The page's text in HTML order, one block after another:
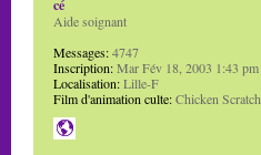
cé
Aide soignant
Messages:4747
Inscription:Mar Fév 18, 2003 1:43 pm
Localisation:Lille-F
Film d'animation culte:Chicken Scratch